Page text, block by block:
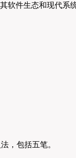
软件生态和现代系
，包括五笔。